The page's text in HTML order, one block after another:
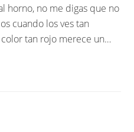
horno, no me digas que no
cuando los ves tan
tan rojo merece un…